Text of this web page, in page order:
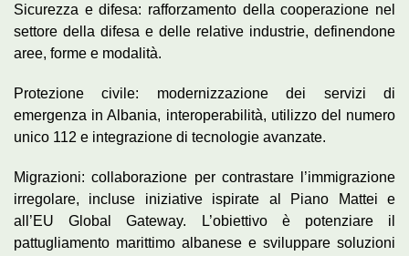
Sicurezza e difesa: rafforzamento della cooperazione nel
settore della difesa e delle relative industrie, definendone
aree, forme e modalità.
Protezione civile: modernizzazione dei servizi di
emergenza in Albania, interoperabilità, utilizzo del numero
unico 112 e integrazione di tecnologie avanzate.
Migrazioni: collaborazione per contrastare l’immigrazione
irregolare, incluse iniziative ispirate al Piano Mattei e
all’EU Global Gateway. L’obiettivo è potenziare il
pattugliamento marittimo albanese e sviluppare soluzioni